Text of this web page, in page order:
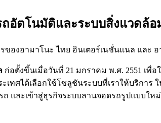
อัตโนมัติและระบบสิ่งแวดล้อ
องอามาโนะ ไทย อินเตอร์เนชั่นแนล และ อ
ก่อตั้งขึ้นเมื่อวันที่ 21 มกราคม พ.ศ. 2551 เพื่
ทศได้เลือกใช้โซลูชันระบบที่เราให้บริการ
และเข้าสู่ธุรกิจระบบลานจอดรถรูปแบบใหม่